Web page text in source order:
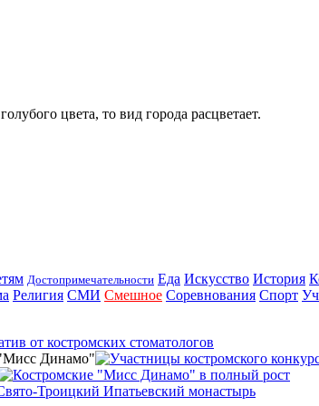
цвета, то вид города расцветает.
Достопримечательности Еда Искусство История
Религия СМИ Смешное Соревнования Спорт
"Мисс Динамо"